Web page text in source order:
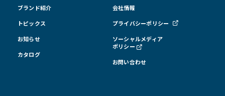
ブランド紹介
トピックス
お知らせ
カタログ
会社情報
プライバシーポリシー
ソーシャルメディア
ポリシー
お問い合わせ